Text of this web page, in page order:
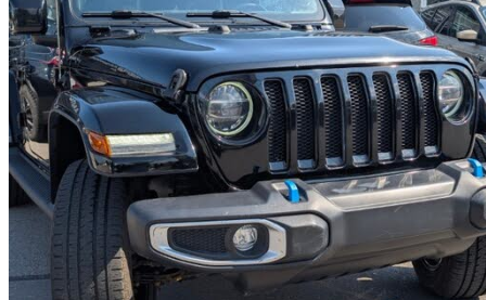
2022 Jeep Wrangler
Unlimited High Altitude 4WD125 859 km
27 000 $ Affaire